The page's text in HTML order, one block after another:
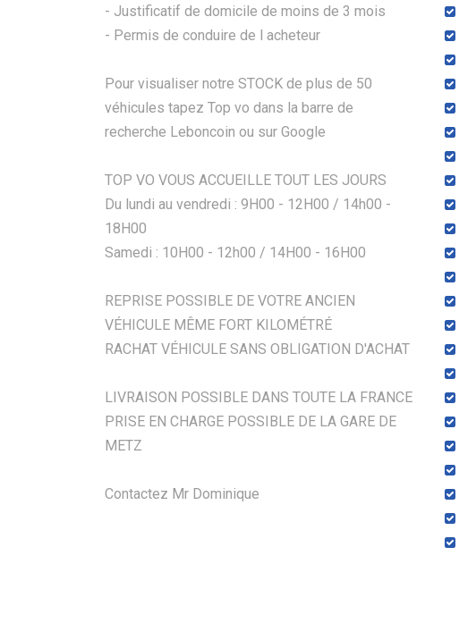
- Justificatif de domicile de moins de 3 mois
- Permis de conduire de l acheteur
Pour visualiser notre STOCK de plus de 50
véhicules tapez Top vo dans la barre de
recherche Leboncoin ou sur Google
TOP VO VOUS ACCUEILLE TOUT LES JOURS
Du lundi au vendredi : 9H00 - 12H00 / 14h00 -
18H00
Samedi : 10H00 - 12h00 / 14H00 - 16H00
REPRISE POSSIBLE DE VOTRE ANCIEN
VÉHICULE MÊME FORT KILOMÉTRÉ
RACHAT VÉHICULE SANS OBLIGATION D'ACHAT
LIVRAISON POSSIBLE DANS TOUTE LA FRANCE
PRISE EN CHARGE POSSIBLE DE LA GARE DE
METZ
Contactez Mr Dominique